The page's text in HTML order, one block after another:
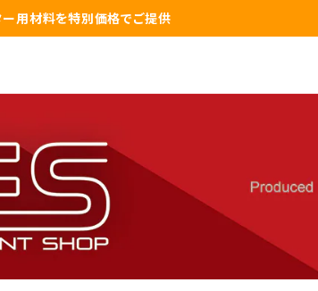
用材料を特別価格でご提供